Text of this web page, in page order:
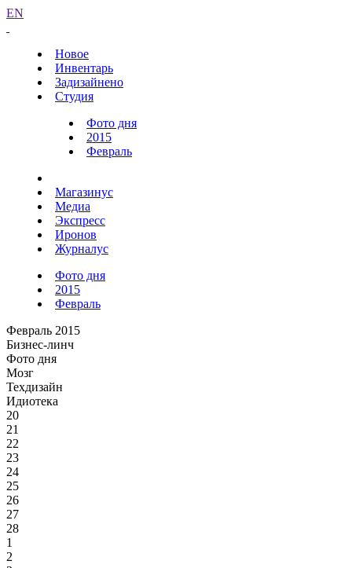
EN
Новое
Инвентарь
Задизайнено
Студия
Фото дня
2015
Февраль
Магазинус
Медиа
Экспресс
Иронов
Журналус
Фото дня
2015
Февраль
Февраль 2015
Бизнес-линч
Фото дня
Мозг
Техдизайн
Идиотека
20
21
22
23
24
25
26
27
28
1
2